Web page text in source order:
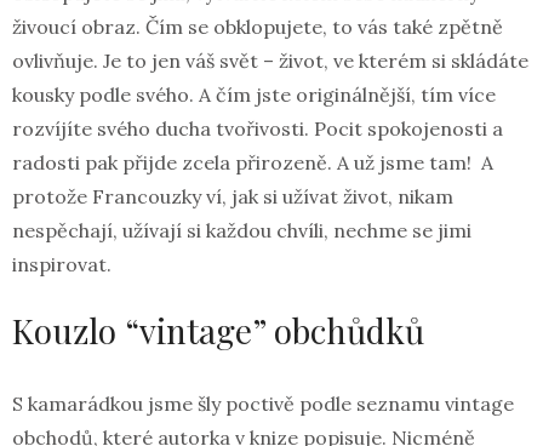
živoucí obraz. Čím se obklopujete, to vás také zpětně
ovlivňuje. Je to jen váš svět – život, ve kterém si skládáte
kousky podle svého. A čím jste originálnější, tím více
rozvíjíte svého ducha tvořivosti. Pocit spokojenosti a
radosti pak přijde zcela přirozeně. A už jsme tam! A
protože Francouzky ví, jak si užívat život, nikam
nespěchají, užívají si každou chvíli, nechme se jimi
inspirovat.
Kouzlo “vintage” obchůdků
S kamarádkou jsme šly poctivě podle seznamu vintage
obchodů, které autorka v knize popisuje. Nicméně